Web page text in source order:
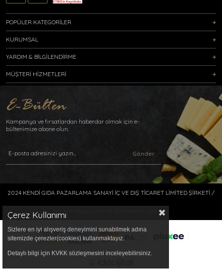
POPÜLER KATEGORİLER
KURUMSAL
YARDIM & BİLGİLENDİRME
MÜŞTERİ HİZMETLERİ
Kampanya ve fırsatlardan haberdar olmak için e-
bültenimize abone olun.
Gönder
2024 KENDİ GIDA PAZARLAMA SANAYİ İÇ VE DIŞ TİCARET LİMİTED ŞİRKETİ /
Gönenli Peynircmm © Tüm hakları saklıdır.
Çerez Kullanımı
Sizlere en iyi alışveriş deneyimini sunabilmek adına
sitemizde çerezler(cookies) kullanmaktayız.
Detaylı bilgi için KVKK sözleşmesini inceleyebilirsiniz.